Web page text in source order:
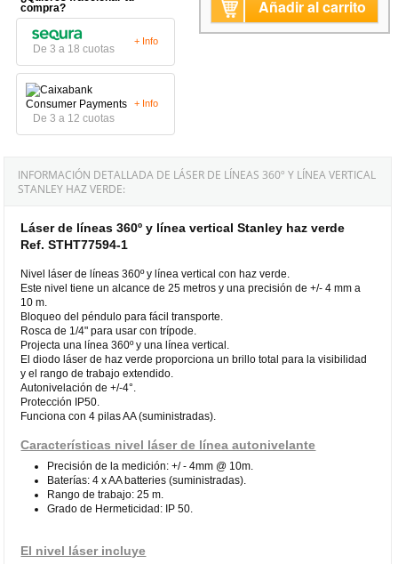
compra?
De 3 a 18 cuotas
+ Info
De 3 a 12 cuotas
+ Info
Añadir al carrito
INFORMACIÓN DETALLADA DE LÁSER DE LÍNEAS 360º Y LÍNEA VERTICAL
STANLEY HAZ VERDE:
Láser de líneas 360º y línea vertical Stanley haz verde
Ref. STHT77594-1
Nivel láser de líneas 360º y línea vertical con haz verde.
Este nivel tiene un alcance de 25 metros y una precisión de +/- 4 mm a
10 m.
Bloqueo del péndulo para fácil transporte.
Rosca de 1/4" para usar con trípode.
Projecta una línea 360º y una línea vertical.
El diodo láser de haz verde proporciona un brillo total para la visibilidad
y el rango de trabajo extendido.
Autonivelación de +/-4°.
Protección IP50.
Funciona con 4 pilas AA (suministradas).
Características nivel láser de línea autonivelante
Precisión de la medición: +/ - 4mm @ 10m.
Baterías: 4 x AA batteries (suministradas).
Rango de trabajo: 25 m.
Grado de Hermeticidad: IP 50.
El nivel láser incluye